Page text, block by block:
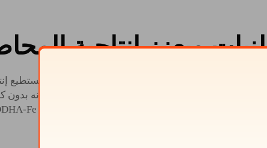
ويعزز إنتاجية
عندما يتم تقديمه لها. وقد تم إثبات أن النباتات لا تستطيع
لا يمكن تصنيعه ويجب على النبات التوقف عن النمو. لأنه بدون